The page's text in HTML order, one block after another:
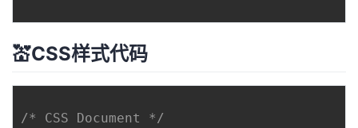
💒CSS样式代码
/* CSS Document */